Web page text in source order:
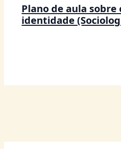
Plano de aula sobre
identidade